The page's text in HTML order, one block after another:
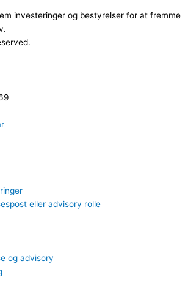
investeringer og bestyrelser for at fremme
eller advisory rolle
og advisory